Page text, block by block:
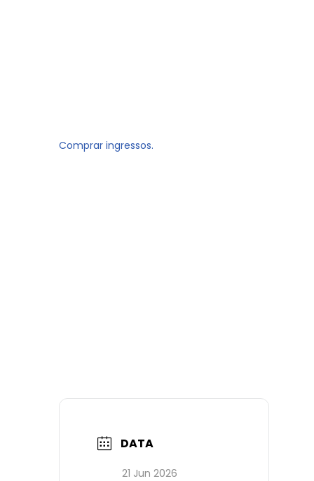
Comprar ingressos.
DATA
21 Jun 2026